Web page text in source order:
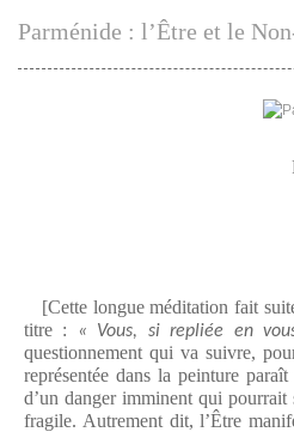
Parménide : l’Être et le
[Cette longue méditation fait
titre :
« Vous, si repliée en
questionnement qui va suivre,
représentée dans la peinture
d’un danger imminent qui
fragile. Autrement dit, l’Être